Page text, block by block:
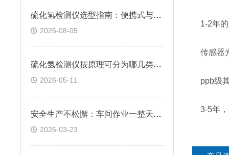
硫化氢检测仪选型指南：便携式与固定式怎么选？逸云天自研方案给出答案
2026-08-05
硫化氢检测仪按原理可分为哪几类？快来看看
2026-05-11
安全生产不松懈：车间作业一整天，硫化氢检测仪续航跟得上吗？
2026-03-23
1-2年的
传感器
ppb级
3-5年，